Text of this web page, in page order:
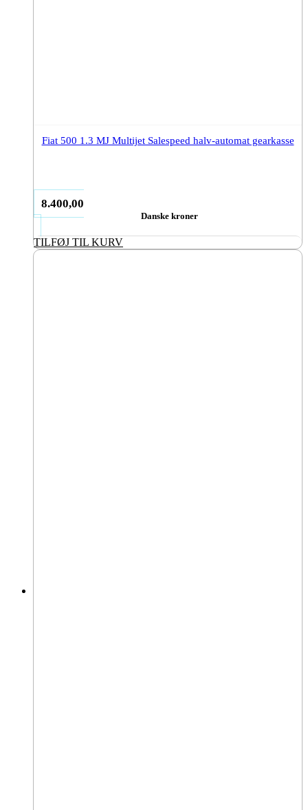
Fiat 500 1.3 MJ Multijet Salespeed halv-automat gearkasse
8.400,00
Danske kroner
TILFØJ TIL KURV